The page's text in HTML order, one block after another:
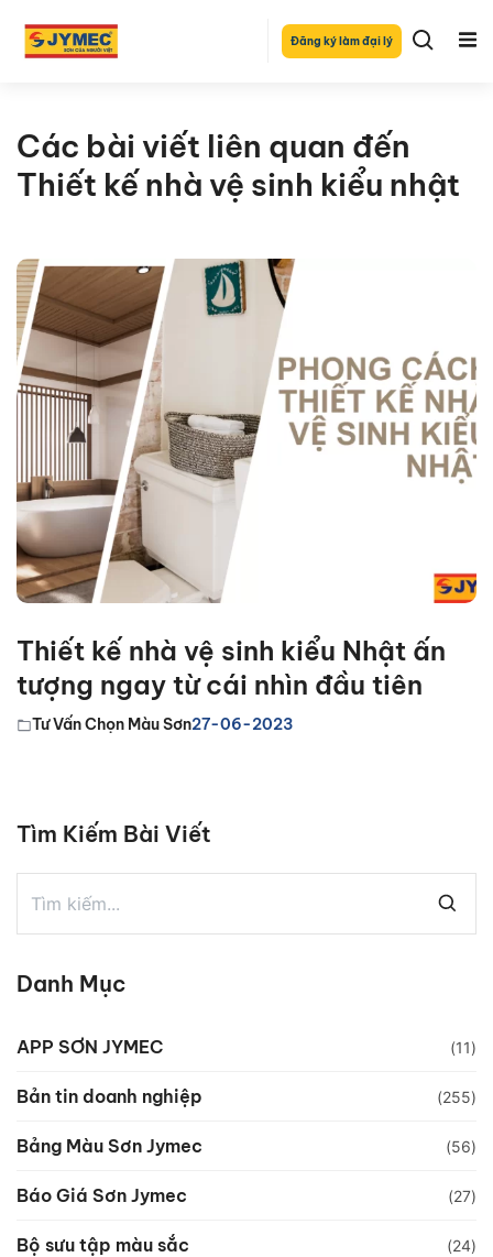
Đăng ký làm đại lý
Các bài viết liên quan đến
Thiết kế nhà vệ sinh kiểu nhật
Thiết kế nhà vệ sinh kiểu Nhật ấn
tượng ngay từ cái nhìn đầu tiên
Tư Vấn Chọn Màu Sơn27-06-2023
Tìm Kiếm Bài Viết
Danh Mục
APP SƠN JYMEC (11)
Bản tin doanh nghiệp (255)
Bảng Màu Sơn Jymec (56)
Báo Giá Sơn Jymec (27)
Bộ sưu tập màu sắc (24)